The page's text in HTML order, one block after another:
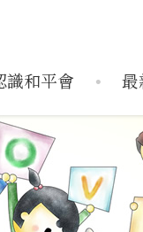
識和平會
服務據點
最